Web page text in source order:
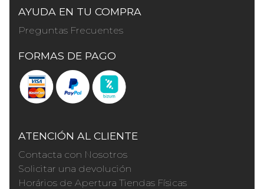
AYUDA EN TU COMPRA
Preguntas Frecuentes
FORMAS DE PAGO
ATENCIÓN AL CLIENTE
Contacta con Nosotros
Solicitar una devolución
Horários de Apertura Tiendas Físicas